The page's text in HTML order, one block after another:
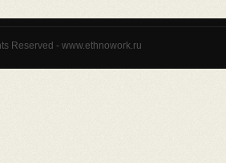
Reserved - www.ethnowork.ru